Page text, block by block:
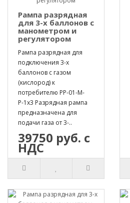
Рампа разрядная
для 3-х баллонов с
манометром и
регулятором
Рампа разрядная для
подключения 3-х
баллонов с газом
(кислород) к
потребителю РР-01-М-
Р-1х3 Разрядная рампа
предназначена для
подачи газа от 3-..
39750 руб. с
НДС